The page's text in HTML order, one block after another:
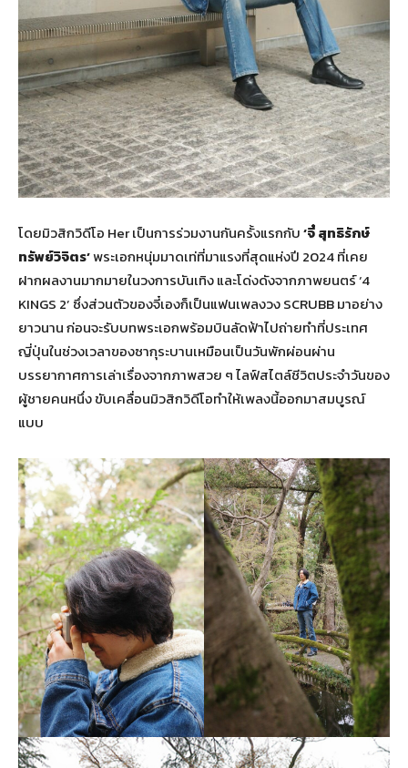
โดยมิวสิกวิดีโอ Her เป็นการร่วมงานกันครั้งแรกกับ‘จี๋ สุทธิรักษ์
ทรัพย์วิจิตร’พระเอกหนุ่มมาดเท่ที่มาแรงที่สุดแห่งปี 2024 ที่เคย
ฝากผลงานมากมายในวงการบันเทิง และโด่งดังจากภาพยนตร์ ‘4
KINGS 2’ ซึ่งส่วนตัวของจี๋เองก็เป็นแฟนเพลงวง SCRUBB มาอย่าง
ยาวนาน ก่อนจะรับบทพระเอกพร้อมบินลัดฟ้าไปถ่ายทำที่ประเทศ
ญี่ปุ่นในช่วงเวลาของซากุระบานเหมือนเป็นวันพักผ่อนผ่าน
บรรยากาศการเล่าเรื่องจากภาพสวย ๆ ไลฟ์สไตล์ชีวิตประจำวันของ
ผู้ชายคนหนึ่ง ขับเคลื่อนมิวสิกวิดีโอทำให้เพลงนี้ออกมาสมบูรณ์
แบบ